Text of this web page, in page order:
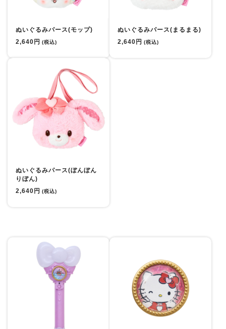
ぬいぐるみパース(モップ)
2,640円 (税込)
ぬいぐるみパース(まるまる)
2,640円 (税込)
ぬいぐるみパース(ぼんぼん
りぼん)
2,640円 (税込)